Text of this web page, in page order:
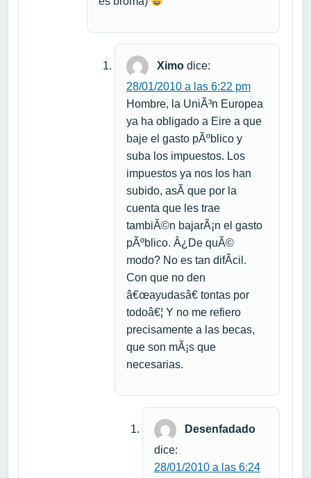
Ximo dice:
28/01/2010 a las 6:22 pm
Hombre, la UniÃ³n Europea
ya ha obligado a Eire a que
baje el gasto pÃºblico y
suba los impuestos. Los
impuestos ya nos los han
subido, asÃ­ que por la
cuenta que les trae
tambiÃ©n bajarÃ¡n el gasto
pÃºblico. Â¿De quÃ©
modo? No es tan difÃ­cil.
Con que no den
â€œayudasâ€ tontas por
todoâ€¦ Y no me refiero
precisamente a las becas,
que son mÃ¡s que
necesarias.
Desenfadado
dice:
28/01/2010 a las 6:24